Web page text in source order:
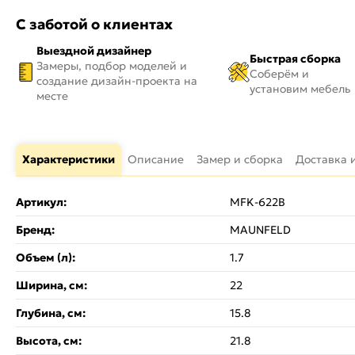
С заботой о клиентах
Выездной дизайнер
Замеры, подбор моделей и
создание дизайн-проекта на
месте
Быстрая сборка
Соберём и
установим мебель
Характеристики Описание Замер и сборка Доставка
Артикул:
MFK-622B
Бренд:
MAUNFELD
Объем (л):
1.7
Ширина, см:
22
Глубина, см:
15.8
Высота, см:
21.8